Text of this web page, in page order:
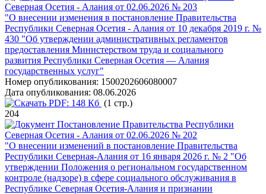
Северная Осетия - Алания от 02.06.2026 № 203
"О внесении изменения в постановление Правительства
Республики Северная Осетия - Алания от 10 декабря 2019 г. №
430 "Об утверждении административных регламентов
предоставления Министерством труда и социального
развития Республики Северная Осетия — Алания
государственных услуг"
Номер опубликования: 1500202606080007
Дата опубликования: 08.06.2026
PDF: 148 Кб (1 стр.)
204
Постановление Правительства Республики
Северная Осетия - Алания от 02.06.2026 № 202
"О внесении изменений в постановление Правительства
Республики Северная-Алания от 16 января 2026 г. № 2 "Об
утверждении Положения о региональном государственном
контроле (надзоре) в сфере социального обслуживания в
Республике Северная Осетия-Алания и признании